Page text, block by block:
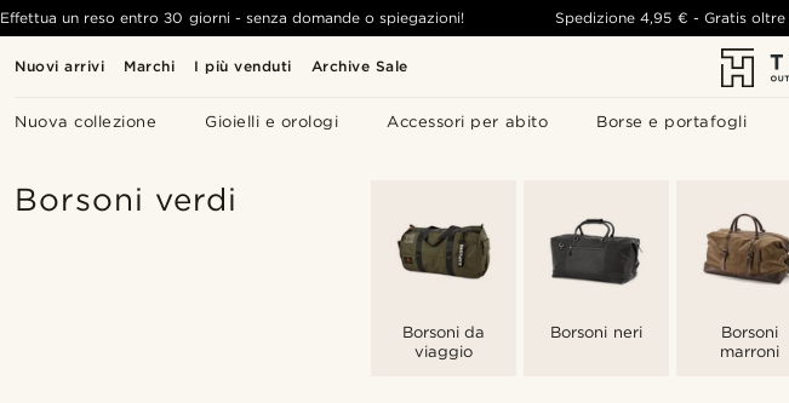
Nuovi arrivi Marchi I più venduti Archive Sale
Nuova collezione Gioielli e orologi Accessori per abito Borse e portafogli
Effettua un reso entro 30 giorni - senza domande o spiegazioni! Spedizione 4,95 € - Gratis oltre
Borsoni verdi
Borsoni da
viaggio
Borsoni neri
Borsoni
marroni